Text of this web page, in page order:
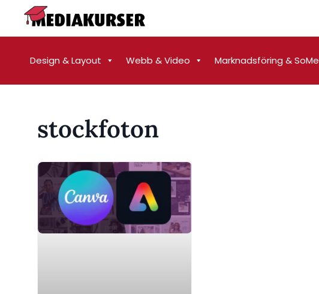
Design & Layout Webb & Video Marknadsföring & SoMe
stockfoton